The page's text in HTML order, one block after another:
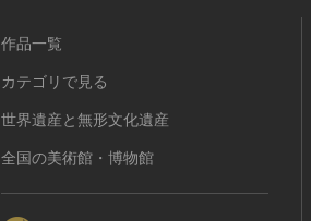
作品一覧
カテゴリで見る
世界遺産と無形文化遺産
全国の美術館・博物館